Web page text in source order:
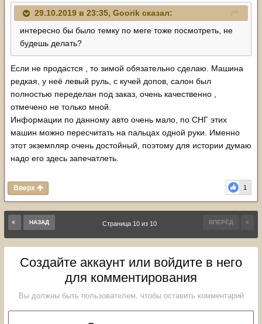
29.10.2019 в 23:35, Goorik сказал:
интересно бы было темку по меге тоже посмотреть, не
будешь делать?
Если не продастся , то зимой обязательно сделаю. Машина
редкая, у неё левый руль, с кучей допов, салон был
полностью переделан под заказ, очень качественно ,
отмечено не только мной.
Информации по данному авто очень мало, по СНГ этих
машин можно пересчитать на пальцах одной руки. Именно
этот экземпляр очень достойный, поэтому для истории думаю
надо его здесь запечатлеть.
1
Вверх
НАЗАД ВПЕРЁД
Страница 10 из 10
Создайте аккаунт или войдите в него
для комментирования
Вы должны быть пользователем, чтобы оставить комментарий